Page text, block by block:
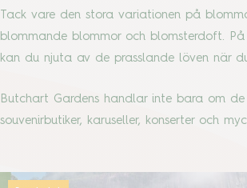
Tack vare den stora variationen på
blommande blommor och blomsterdoft.
kan du njuta av de prasslande löven när
Butchart Gardens handlar inte bara om
souvenirbutiker, karuseller, konserter och